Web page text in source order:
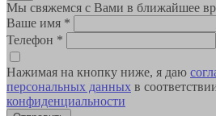
Мы свяжемся с Вами в ближайшее
Ваше имя *
Телефон *
Нажимая на кнопку ниже, я даю
персональных данных в
конфиденциальности